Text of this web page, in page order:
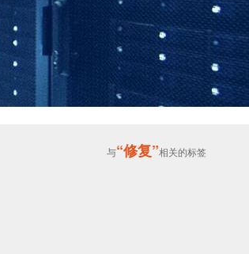
与“修复”相关的标签